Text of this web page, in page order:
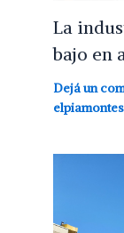
La
bajo en
Dejá un